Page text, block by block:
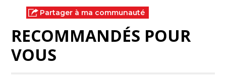
Partager à ma communauté
RECOMMANDÉS POUR
VOUS